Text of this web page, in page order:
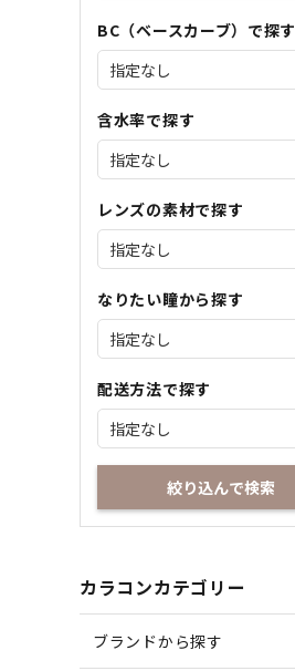
BC（ベースカーブ）で探す
含水率で探す
レンズの素材で探す
なりたい瞳から探す
配送方法で探す
絞り込んで検索
カラコンカテゴリー
ブランドから探す